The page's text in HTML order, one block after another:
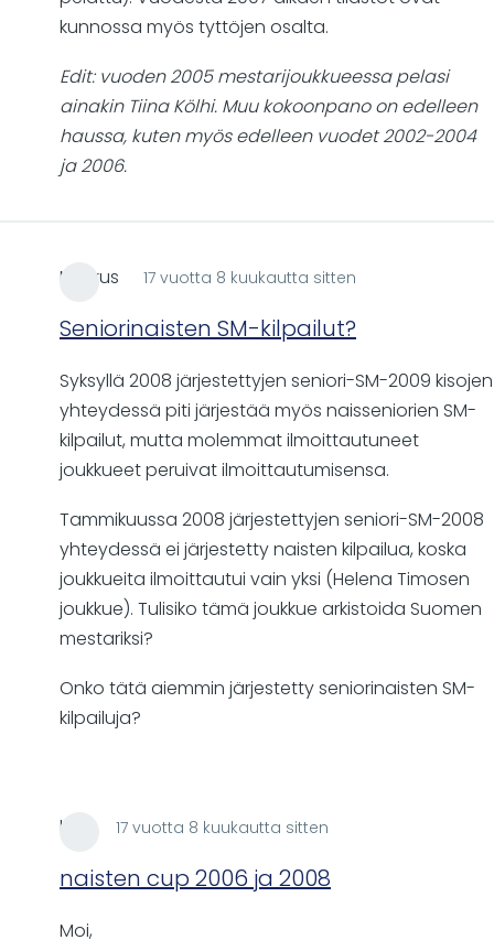
kunnossa myös tyttöjen osalta.
Edit: vuoden 2005 mestarijoukkueessa pelasi
ainakin Tiina Kölhi. Muu kokoonpano on edelleen
haussa, kuten myös edelleen vuodet 2002-2004
ja 2006.
Markus 17 vuotta 8 kuukautta sitten
Seniorinaisten SM-kilpailut?
Syksyllä 2008 järjestettyjen seniori-SM-2009 kisojen
yhteydessä piti järjestää myös naisseniorien SM-
kilpailut, mutta molemmat ilmoittautuneet
joukkueet peruivat ilmoittautumisensa.
Tammikuussa 2008 järjestettyjen seniori-SM-2008
yhteydessä ei järjestetty naisten kilpailua, koska
joukkueita ilmoittautui vain yksi (Helena Timosen
joukkue). Tulisiko tämä joukkue arkistoida Suomen
mestariksi?
Onko tätä aiemmin järjestetty seniorinaisten SM-
kilpailuja?
lare 17 vuotta 8 kuukautta sitten
reply
naisten cup 2006 ja 2008
Moi,